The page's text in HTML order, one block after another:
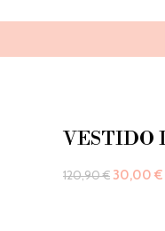
VESTIDO
120,90€ 30,00 €